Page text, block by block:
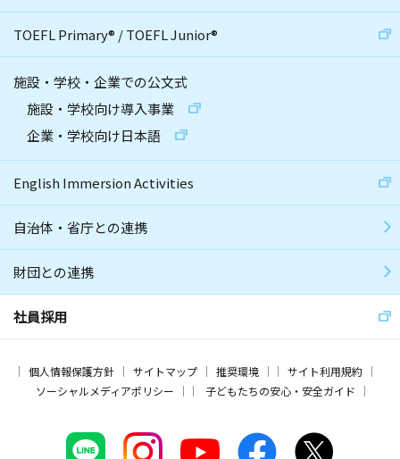
TOEFL Primary® /TOEFL Junior®
施設・学校・企業での公文式
施設・学校向け導入事業
企業・学校向け日本語
English Immersion Activities
自治体・省庁との連携
財団との連携
社員採用
個人情報保護方針 サイトマップ 推奨環境
サイト利用規約
ソーシャルメディアポリシー
子どもたちの安心・安全ガイド